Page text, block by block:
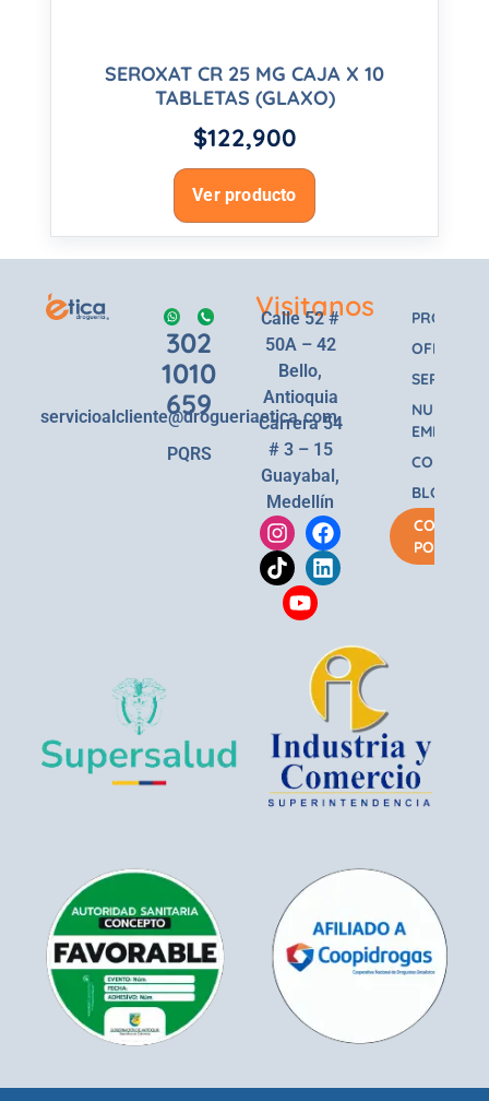
SEROXAT CR 25 MG CAJA X 10
TABLETAS (GLAXO)
$122,900
Ver producto
302
1010
659
servicioalcliente@drogueriaetica.com
PQRS
Visitanos
Calle 52 #
50A – 42
Bello,
Antioquia
Carrera 54
# 3 – 15
Guayabal,
Medellín
OFERTAS
SERVICIOS
NUESTRA
EMPRESA
BLOG
COMPRA
POR